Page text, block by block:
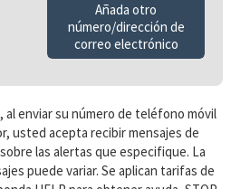
Añada otro
número/dirección de
correo electrónico
al enviar su número de teléfono móvil
usted acepta recibir mensajes de
las alertas que especifique. La
puede variar. Se aplican tarifas de